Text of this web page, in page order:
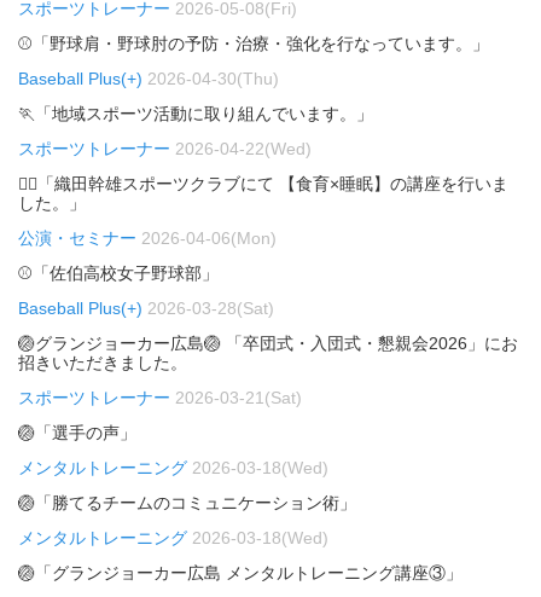
スポーツトレーナー 2026-05-08(Fri)
⚾「野球肩・野球肘の予防・治療・強化を行なっています。」
Baseball Plus(+) 2026-04-30(Thu)
🏃「地域スポーツ活動に取り組んでいます。」
スポーツトレーナー 2026-04-22(Wed)
🏃‍♂️「織田幹雄スポーツクラブにて 【食育×睡眠】の講座を行いま
した。」
公演・セミナー 2026-04-06(Mon)
⚾「佐伯高校女子野球部」
Baseball Plus(+) 2026-03-28(Sat)
🏐グランジョーカー広島🏐 「卒団式・入団式・懇親会2026」にお
招きいただきました。
スポーツトレーナー 2026-03-21(Sat)
🏐「選手の声」
メンタルトレーニング 2026-03-18(Wed)
🏐「勝てるチームのコミュニケーション術」
メンタルトレーニング 2026-03-18(Wed)
🏐「グランジョーカー広島 メンタルトレーニング講座③」